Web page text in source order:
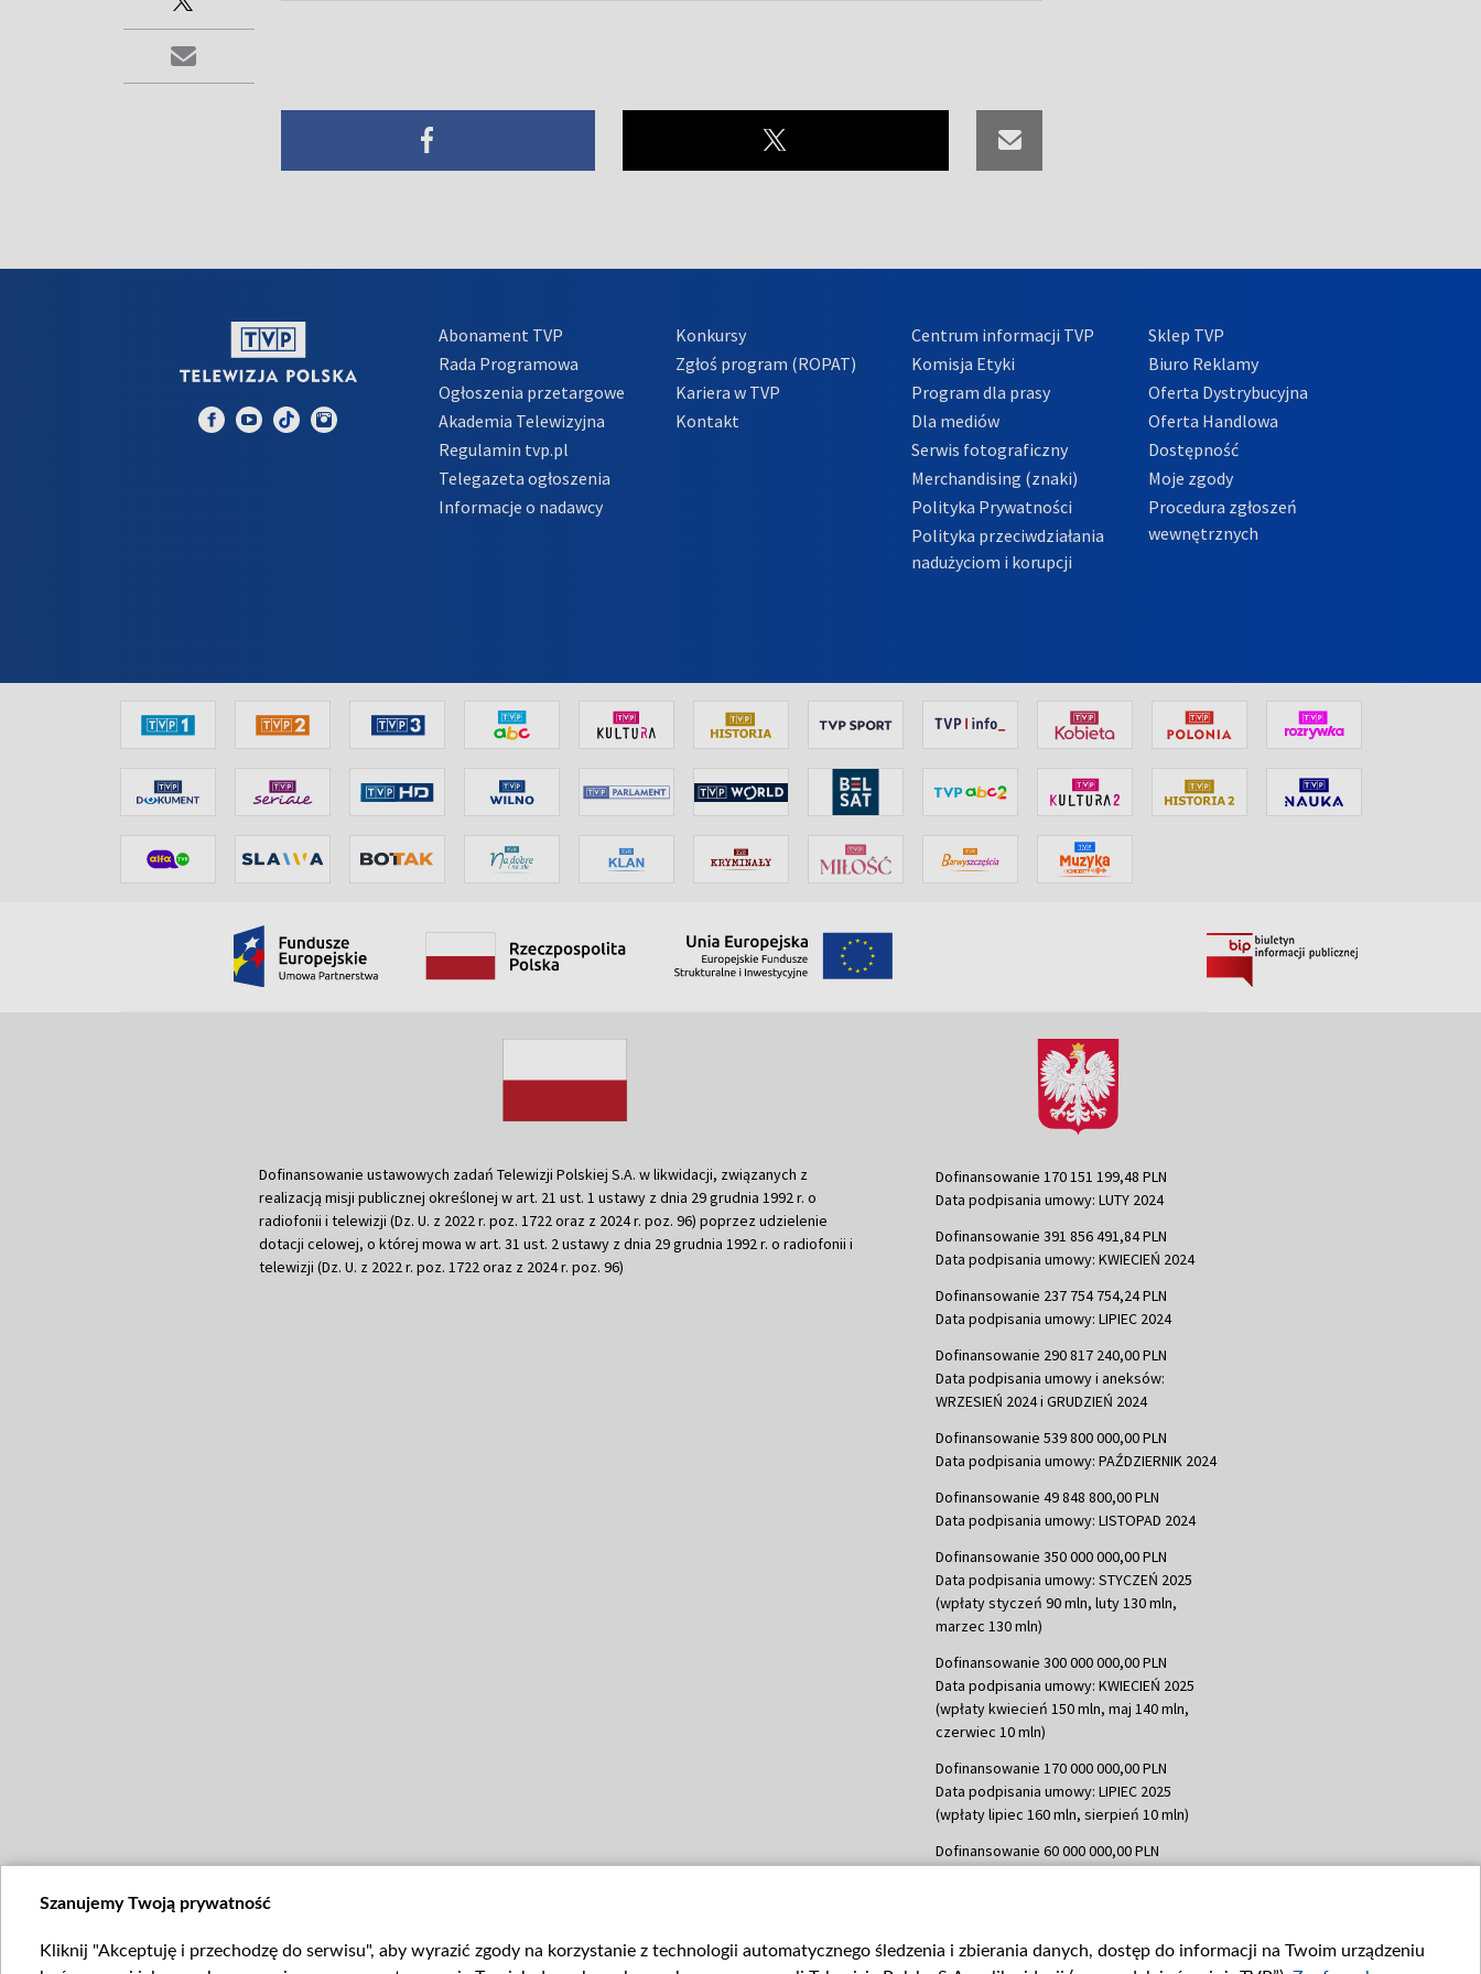
Abonament TVP
Rada Programowa
Ogłoszenia przetargowe
Akademia Telewizyjna
Regulamin tvp.pl
Telegazeta ogłoszenia
Informacje o nadawcy
Konkursy
Zgłoś program (ROPAT)
Kariera w TVP
Kontakt
Centrum informacji TVP
Komisja Etyki
Program dla prasy
Dla mediów
Serwis fotograficzny
Merchandising (znaki)
Polityka Prywatności
Polityka przeciwdziałania
nadużyciom i korupcji
Sklep TVP
Biuro Reklamy
Oferta Dystrybucyjna
Oferta Handlowa
Dostępność
Moje zgody
Procedura zgłoszeń
wewnętrznych
Dofinansowanie ustawowych zadań Telewizji Polskiej S.A. w likwidacji, związanych z
realizacją misji publicznej określonej w art. 21 ust. 1 ustawy z dnia 29 grudnia 1992 r. o
radiofonii i telewizji (Dz. U. z 2022 r. poz. 1722 oraz z 2024 r. poz. 96) poprzez udzielenie
dotacji celowej, o której mowa w art. 31 ust. 2 ustawy z dnia 29 grudnia 1992 r. o radiofonii i
telewizji (Dz. U. z 2022 r. poz. 1722 oraz z 2024 r. poz. 96)
Dofinansowanie 170 151 199,48 PLN
Data podpisania umowy: LUTY 2024
Dofinansowanie 391 856 491,84 PLN
Data podpisania umowy: KWIECIEŃ 2024
Dofinansowanie 237 754 754,24 PLN
Data podpisania umowy: LIPIEC 2024
Dofinansowanie 290 817 240,00 PLN
Data podpisania umowy i aneksów:
WRZESIEŃ 2024 i GRUDZIEŃ 2024
Dofinansowanie 539 800 000,00 PLN
Data podpisania umowy: PAŹDZIERNIK 2024
Dofinansowanie 49 848 800,00 PLN
Data podpisania umowy: LISTOPAD 2024
Dofinansowanie 350 000 000,00 PLN
Data podpisania umowy: STYCZEŃ 2025
(wpłaty styczeń 90 mln, luty 130 mln,
marzec 130 mln)
Dofinansowanie 300 000 000,00 PLN
Data podpisania umowy: KWIECIEŃ 2025
(wpłaty kwiecień 150 mln, maj 140 mln,
czerwiec 10 mln)
Dofinansowanie 170 000 000,00 PLN
Data podpisania umowy: LIPIEC 2025
(wpłaty lipiec 160 mln, sierpień 10 mln)
Dofinansowanie 60 000 000,00 PLN
Data podpisania umowy: WRZESIEŃ 2025
Szanujemy Twoją prywatność
Kliknij "Akceptuję i przechodzę do serwisu", aby wyrazić zgody na korzystanie z technologii automatycznego śledzenia i zbierania danych, dostęp do informacji na Twoim urządzeniu